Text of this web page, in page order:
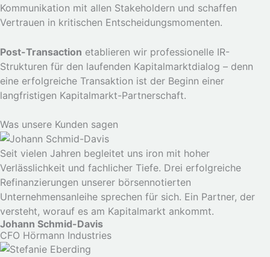
Kommunikation mit allen Stakeholdern und schaffen
Vertrauen in kritischen Entscheidungsmomenten.
Post-Transaction etablieren wir professionelle IR-
Strukturen für den laufenden Kapitalmarktdialog – denn
eine erfolgreiche Transaktion ist der Beginn einer
langfristigen Kapitalmarkt-Partnerschaft.
Was unsere Kunden sagen
Seit vielen Jahren begleitet uns iron mit hoher
Verlässlichkeit und fachlicher Tiefe. Drei erfolgreiche
Refinanzierungen unserer börsennotierten
Unternehmensanleihe sprechen für sich. Ein Partner, der
versteht, worauf es am Kapitalmarkt ankommt.
Johann Schmid-Davis
CFO Hörmann Industries